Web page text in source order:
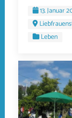
13. Januar
Leben